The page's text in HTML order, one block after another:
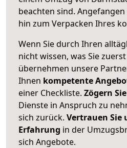
beachten sind.
hin zum Verpacken Ihres
Wenn Sie durch Ihren
nicht wissen, was Sie
übernehmen unsere
Ihnen kompetente
einer Checkliste. Zögern
Dienste in Anspruch zu
sich zurück. Vertrauen Sie
Erfahrung in der
sich Angebote.